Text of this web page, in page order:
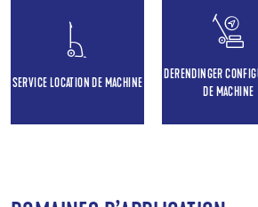
SERVICE LOCATION DE MACHINE
DERENDINGER
DE MACHINE